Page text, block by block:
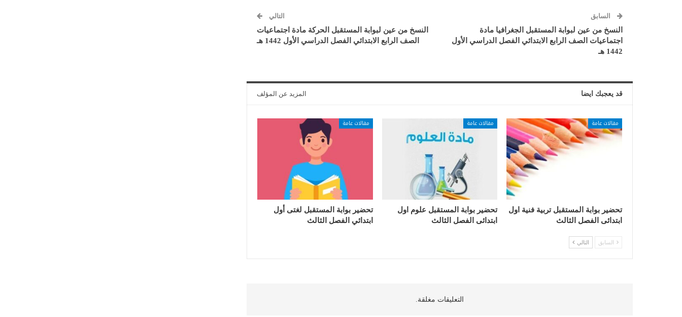
السابق
النسخ من عين لبوابة المستقبل الجغرافيا مادة
اجتماعيات الصف الرابع الابتدائي الفصل الدراسي الأول
1442 هـ
التالي
النسخ من عين لبوابة المستقبل الحركة مادة اجتماعيات
الصف الرابع الابتدائي الفصل الدراسي الأول 1442 هـ
قد يعجبك ايضا المزيد عن المؤلف
مقالات عامة
تحضير بوابة المستقبل تربية فنية اول
ابتدائى الفصل الثالث
مقالات عامة
تحضير بوابة المستقبل علوم اول
ابتدائى الفصل الثالث
مقالات عامة
تحضير بوابة المستقبل لغتى أول
ابتدائي الفصل الثالث
السابق التالي
التعليقات مغلقة.